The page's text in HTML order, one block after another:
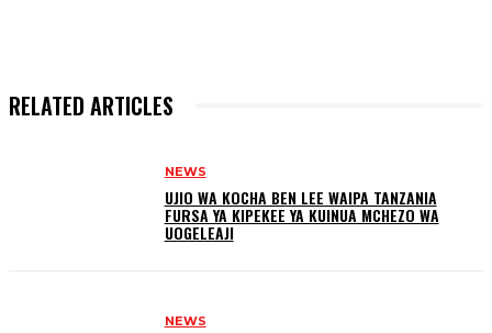
RELATED ARTICLES
NEWS
UJIO WA KOCHA BEN LEE WAIPA TANZANIA
FURSA YA KIPEKEE YA KUINUA MCHEZO WA
UOGELEAJI
NEWS